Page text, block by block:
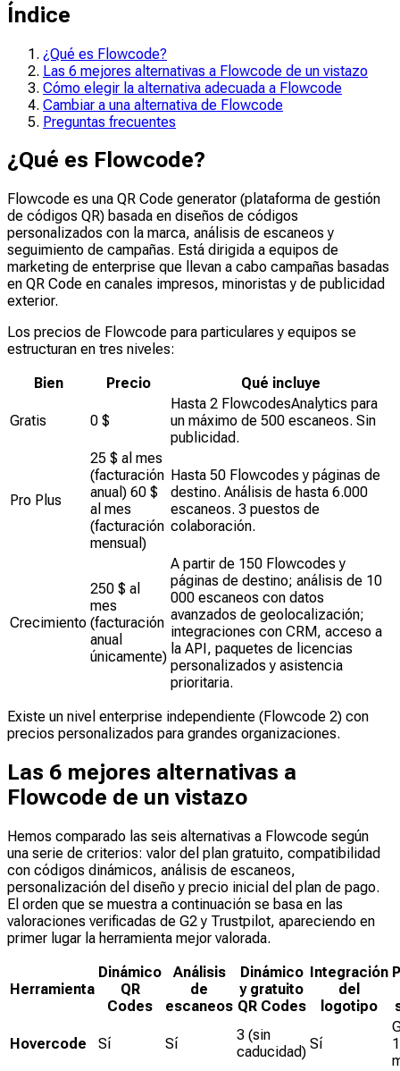
Índice
¿Qué es Flowcode?
Las 6 mejores alternativas a Flowcode de un vistazo
Cómo elegir la alternativa adecuada a Flowcode
Cambiar a una alternativa de Flowcode
Preguntas frecuentes
¿Qué es Flowcode?
Flowcode es una QR Code generator (plataforma de gestión
de códigos QR) basada en diseños de códigos
personalizados con la marca, análisis de escaneos y
seguimiento de campañas. Está dirigida a equipos de
marketing de enterprise que llevan a cabo campañas basadas
en QR Code en canales impresos, minoristas y de publicidad
exterior.
Los precios de Flowcode para particulares y equipos se
estructuran en tres niveles:
Bien
Precio Qué incluye
Gratis 0 $
Hasta 2 FlowcodesAnalytics para
un máximo de 500 escaneos. Sin
publicidad.
Pro Plus
25 $ al mes
(facturación
anual) 60 $
al mes
(facturación
mensual)
Hasta 50 Flowcodes y páginas de
destino. Análisis de hasta 6.000
escaneos. 3 puestos de
colaboración.
Crecimiento
250 $ al
mes
(facturación
anual
únicamente)
A partir de 150 Flowcodes y
páginas de destino; análisis de 10
000 escaneos con datos
avanzados de geolocalización;
integraciones con CRM, acceso a
la API, paquetes de licencias
personalizados y asistencia
prioritaria.
Existe un nivel enterprise independiente (Flowcode 2) con
precios personalizados para grandes organizaciones.
Las 6 mejores alternativas a
Flowcode de un vistazo
Hemos comparado las seis alternativas a Flowcode según
una serie de criterios: valor del plan gratuito, compatibilidad
con códigos dinámicos, análisis de escaneos,
personalización del diseño y precio inicial del plan de pago.
El orden que se muestra a continuación se basa en las
valoraciones verificadas de G2 y Trustpilot, apareciendo en
primer lugar la herramienta mejor valorada.
Herramienta
Dinámico
QR
Codes
Análisis
de
escaneos
Dinámico
y gratuito
QR Codes
Integración
del
logotipo
Hovercode Sí Sí
3 (sin
caducidad) Sí